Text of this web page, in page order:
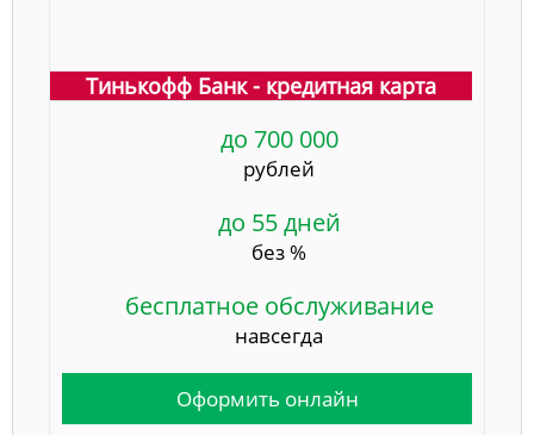
Тинькофф Банк - кредитная карта
до 700 000
рублей
до 55 дней
без %
бесплатное обслуживание
навсегда
Оформить онлайн